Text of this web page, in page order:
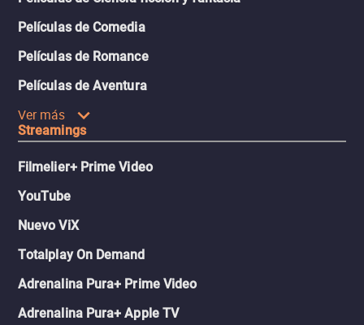
Películas de Comedia
Películas de Romance
Películas de Aventura
Ver más
Streamings
Filmelier+ Prime Video
YouTube
Nuevo ViX
Totalplay On Demand
Adrenalina Pura+ Prime Video
Adrenalina Pura+ Apple TV